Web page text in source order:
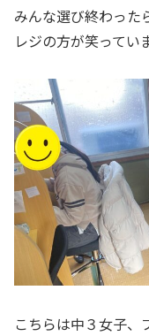
みんな選び終わった
レジの方が笑ってい
こちらは中３女子、